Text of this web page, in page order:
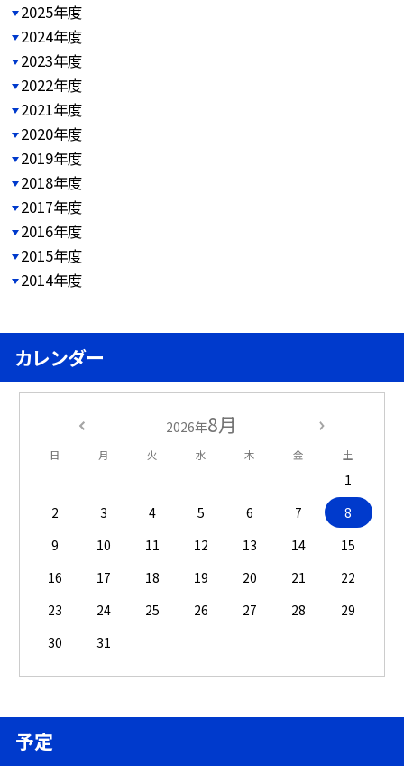
2025年度
2024年度
2023年度
2022年度
2021年度
2020年度
2019年度
2018年度
2017年度
2016年度
2015年度
2014年度
カレンダー
2026年8月
日 月 火 水 木 金 土
1
2
3 4 5 6 7
8
9
10 11 12 13 14
15
16
17 18 19 20 21
22
23
24 25 26 27 28
29
30
31
予定